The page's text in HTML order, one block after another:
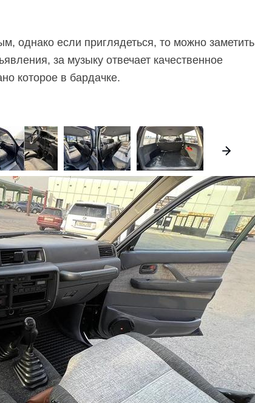
однако если приглядеться, то можно заметить
за музыку отвечает качественное
которое в бардачке.